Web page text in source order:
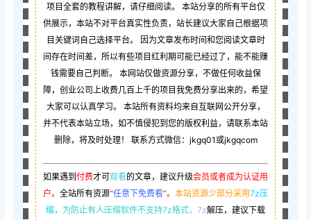
项目全套的教程讲解，请仔细阅读。 本站分享的所有平台仅
供展示，本站不对平台真实性负责，站长建议大家自己根据项
目关键词自己选择平台。 因为文章发布时间和您阅读文章时
间存在时间差，所以有些项目红利期可能已经过了，能不能赚
钱需要自己判断。 本网站仅做资源分享，不做任何收益保
障，创业公司上收费几百上千的项目我免费分享出来的，希望
大家可以认真学习。 本站所有资料均来自互联网公开分享，
并不代表本站立场，如不慎侵犯到您的版权利益，请联系本站
删除，将及时处理！ 联系方式微信：jkgq01或jkgqcom
如果遇到付费才可观看的文章，建议升级会员或者成为认证用
户。 全站所有资源“任意下免费看”。 本站资源少部分采用7z压
缩， 为防止有人压缩软件不支持7z格式，7z解压，建议下载